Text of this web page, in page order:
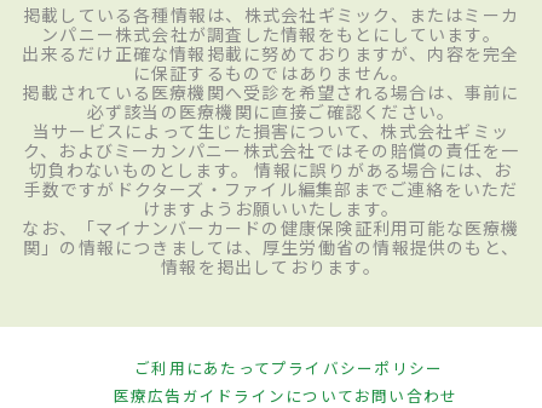
掲載している各種情報は、株式会社ギミック、またはミーカ
ンパニー株式会社が調査した情報をもとにしています。
出来るだけ正確な情報掲載に努めておりますが、内容を完全
に保証するものではありません。
掲載されている医療機関へ受診を希望される場合は、事前に
必ず該当の医療機関に直接ご確認ください。
当サービスによって生じた損害について、株式会社ギミッ
ク、およびミーカンパニー株式会社ではその賠償の責任を一
切負わないものとします。 情報に誤りがある場合には、お
手数ですがドクターズ・ファイル編集部までご連絡をいただ
けますようお願いいたします。
なお、「マイナンバーカードの健康保険証利用可能な医療機
関」の情報につきましては、厚生労働省の情報提供のもと、
情報を掲出しております。
ご利用にあたってプライバシーポリシー
医療広告ガイドラインについてお問い合わせ